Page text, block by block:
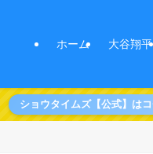
ホーム 大谷翔平
ショウタイムズ【公式】は